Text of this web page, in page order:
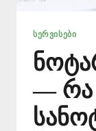
ᲡᲔᲠᲕᲘᲡᲔᲑᲘ
— რა